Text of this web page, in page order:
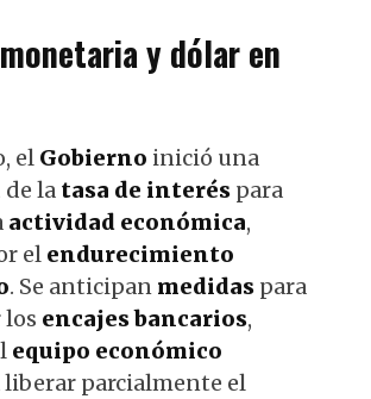
y dólar en
el Gobierno inició una
de la tasa de interés para
actividad económica,
el endurecimiento
. Se anticipan medidas para
encajes bancarios,
equipo económico
liberar parcialmente el